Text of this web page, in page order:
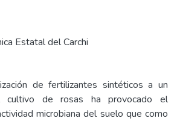
Estatal del Carchi
de fertilizantes sintéticos a un
de rosas ha provocado el
microbiana del suelo que como